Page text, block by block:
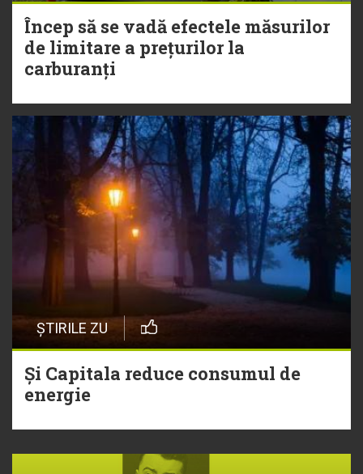
Încep să se vadă efectele măsurilor
de limitare a prețurilor la
carburanți
ȘTIRILE ZU
Și Capitala reduce consumul de
energie